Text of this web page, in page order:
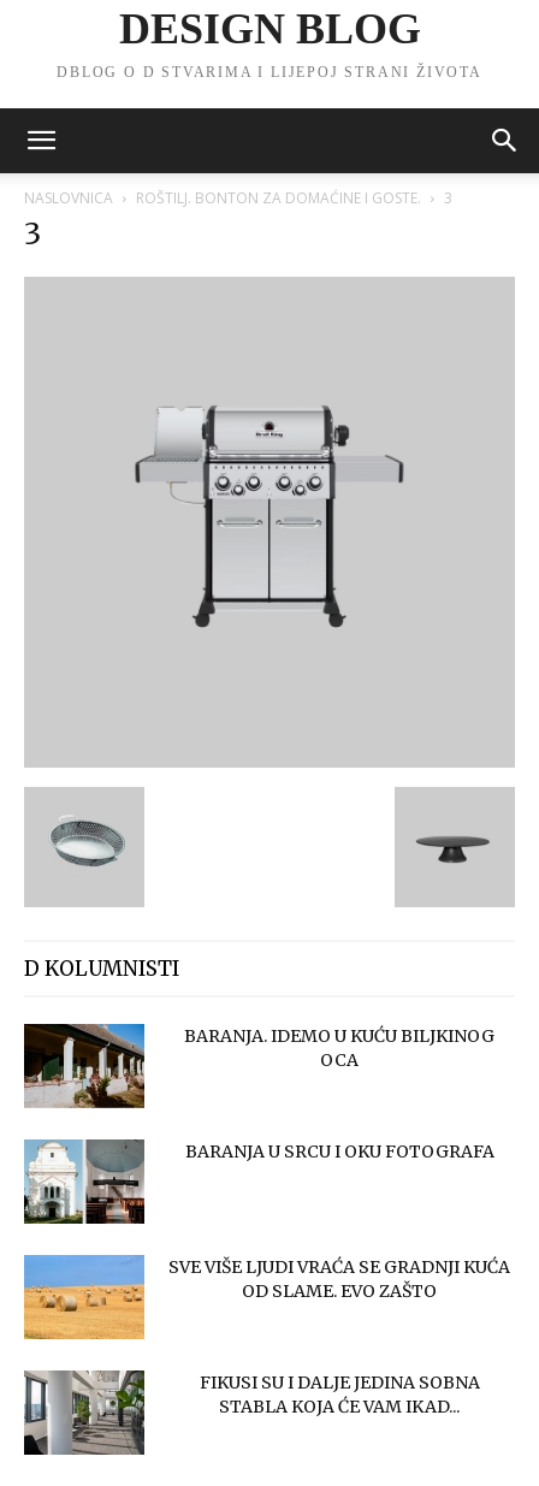
DESIGN BLOG
DBLOG O D STVARIMA I LIJEPOJ STRANI ŽIVOTA
NASLOVNICA ROŠTILJ. BONTON ZA DOMAĆINE I GOSTE. 3
3
D KOLUMNISTI
BARANJA. IDEMO U KUĆU BILJKINOG
OCA
BARANJA U SRCU I OKU FOTOGRAFA
SVE VIŠE LJUDI VRAĆA SE GRADNJI KUĆA
OD SLAME. EVO ZAŠTO
FIKUSI SU I DALJE JEDINA SOBNA
STABLA KOJA ĆE VAM IKAD...